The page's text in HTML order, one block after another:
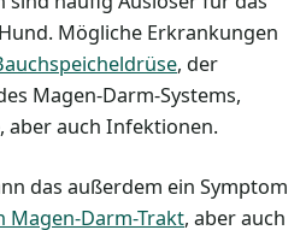
Mögliche Erkrankungen
, der
Magen-Darm-Systems,
aber auch Infektionen.
das außerdem ein Symptom
Magen-Darm-Trakt, aber auch